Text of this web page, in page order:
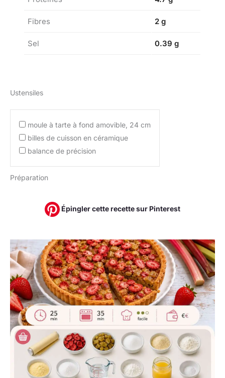
Fibres 2 g
Sel 0.39 g
Ustensiles
moule à tarte à fond amovible, 24 cm
billes de cuisson en céramique
balance de précision
Préparation
Épingler cette recette sur Pinterest